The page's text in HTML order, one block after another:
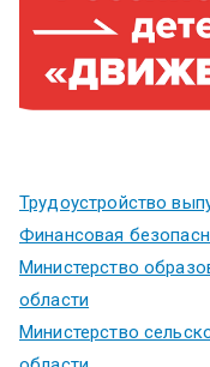
Трудоустройство
Финансовая
Министерство
области
Министерство